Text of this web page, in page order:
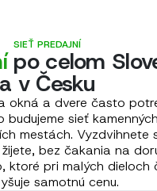
SIEŤ PREDAJNÍ
po celom
a v Česku
okná a dvere často
sieť
mestách. Vyzdvihnete
bez čakania na
ktoré pri malých dieloch
samotnú cenu.